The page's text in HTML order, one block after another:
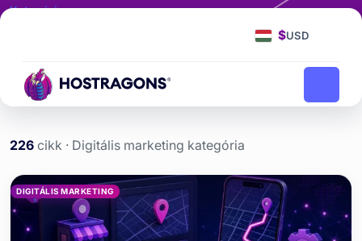
$USD
Kategória
Digitális marketing
Kezdőlap blog Digitális marketing
226 cikk · Digitális marketing kategória
A Digitális marketing
DIGITÁLIS MARKETING